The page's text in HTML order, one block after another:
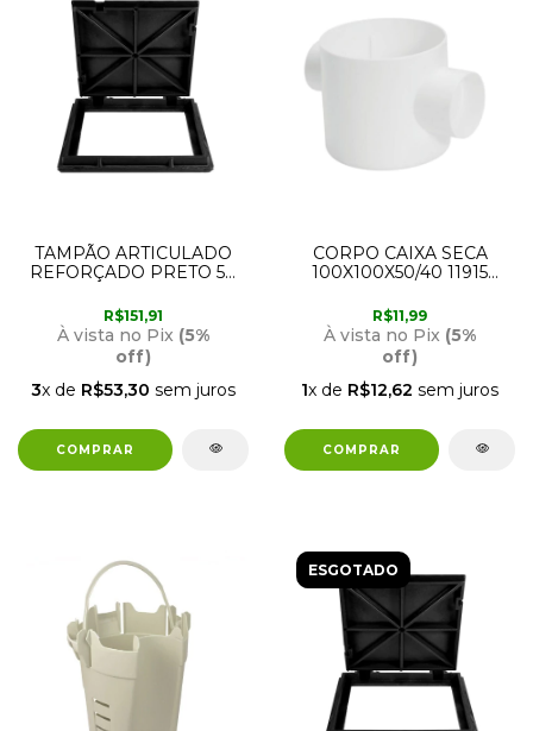
TAMPÃO ARTICULADO
REFORÇADO PRETO 50
R$151,91
À vista no Pix (5%
off)
3x de R$53,30 sem juros
CORPO CAIXA SECA
100X100X50/40 11915
R$11,99
À vista no Pix (5%
off)
1x de R$12,62 sem juros
ESGOTADO